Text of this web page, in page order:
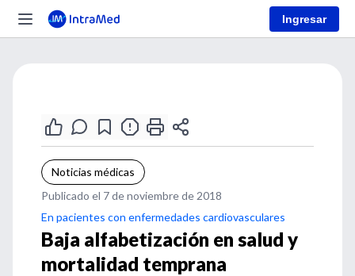
Ingresar
Noticias médicas
Publicado el 7 de noviembre de 2018
En pacientes con enfermedades cardiovasculares
Baja alfabetización en salud y
mortalidad temprana